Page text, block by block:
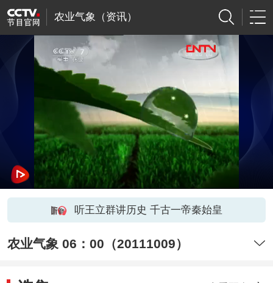
农业气象（资讯）
听王立群讲历史 千古一帝秦始皇
农业气象 06：00（20111009）